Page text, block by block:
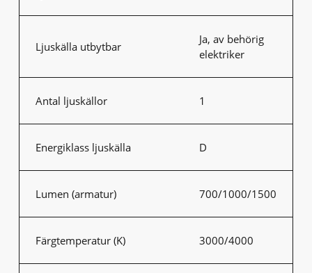
Ljuskälla utbytbar
Ja, av behörig
elektriker
Antal ljuskällor 1
Energiklass ljuskälla D
Lumen (armatur) 700/1000/1500
Färgtemperatur (K) 3000/4000